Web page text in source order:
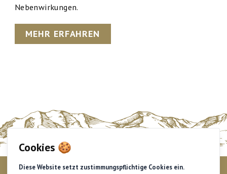
Cookies 🍪
Diese Website setzt zustimmungspflichtige Cookies ein.
Nebenwirkungen.
MEHR ERFAHREN